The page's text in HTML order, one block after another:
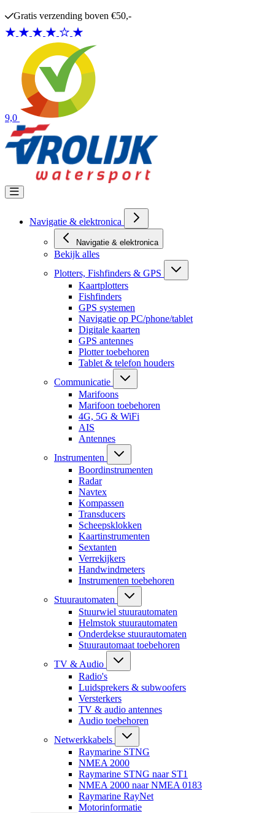
Gratis verzending boven €50,-
9,0
Navigatie & elektronica
Navigatie & elektronica
Bekijk alles
Plotters, Fishfinders & GPS
Kaartplotters
Fishfinders
GPS systemen
Navigatie op PC/phone/tablet
Digitale kaarten
GPS antennes
Plotter toebehoren
Tablet & telefon houders
Communicatie
Marifoons
Marifoon toebehoren
4G, 5G & WiFi
AIS
Antennes
Instrumenten
Boordinstrumenten
Radar
Navtex
Kompassen
Transducers
Scheepsklokken
Kaartinstrumenten
Sextanten
Verrekijkers
Handwindmeters
Instrumenten toebehoren
Stuurautomaten
Stuurwiel stuurautomaten
Helmstok stuurautomaten
Onderdekse stuurautomaten
Stuurautomaat toebehoren
TV & Audio
Radio's
Luidsprekers & subwoofers
Versterkers
TV & audio antennes
Audio toebehoren
Netwerkkabels
Raymarine STNG
NMEA 2000
Raymarine STNG naar ST1
NMEA 2000 naar NMEA 0183
Raymarine RayNet
Motorinformatie